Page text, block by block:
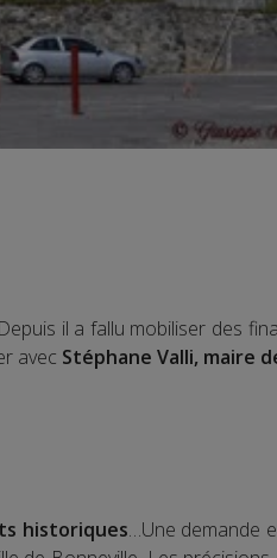
il a fallu mobiliser des
avec Stéphane Valli, maire
historiques…Une demande